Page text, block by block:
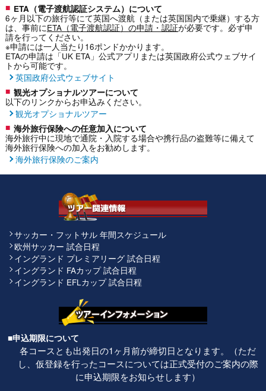
ETA（電子渡航認証システム）について
6ヶ月以下の旅行等にて英国へ渡航（または英国国内で乗継）する方
は、事前にETA（電子渡航認証）の申請・認証が必要です。必ず申
請を行ってください。
※申請には一人当たり16ポンドかかります。
ETAの申請は「UK ETA」公式アプリまたは英国政府公式ウェブサイ
トから可能です。
英国政府公式ウェブサイト
観光オプショナルツアーについて
以下のリンクからお申込みください。
観光オプショナルツアー
海外旅行保険への任意加入について
海外旅行中に現地で通院・入院する場合や携行品の盗難等に備えて
海外旅行保険への加入をお勧めします。
海外旅行保険のご案内
サッカー・フットサル 年間スケジュール
欧州サッカー 試合日程
イングランド プレミアリーグ 試合日程
イングランド FAカップ 試合日程
イングランド EFLカップ 試合日程
■申込期限について
各コースとも出発日の1ヶ月前が締切日となります。（ただ
し、仮登録を行ったコースについては正式受付のご案内の際
に申込期限をお知らせします）